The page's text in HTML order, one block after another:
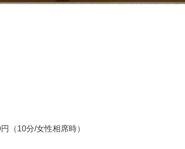
（10分/女性相席時）